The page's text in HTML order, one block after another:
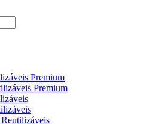
Premium
Premium